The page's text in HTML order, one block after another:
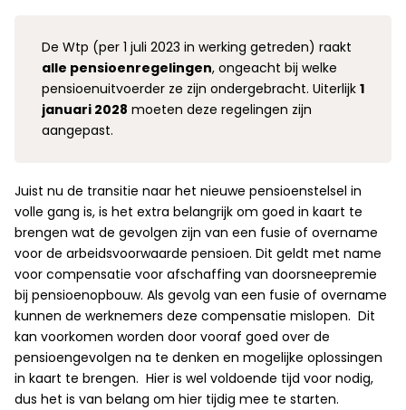
De Wtp (per 1 juli 2023 in werking getreden) raakt
alle pensioenregelingen, ongeacht bij welke
pensioenuitvoerder ze zijn ondergebracht. Uiterlijk 1
januari 2028 moeten deze regelingen zijn
aangepast.
Juist nu de transitie naar het nieuwe pensioenstelsel in
volle gang is, is het extra belangrijk om goed in kaart te
brengen wat de gevolgen zijn van een fusie of overname
voor de arbeidsvoorwaarde pensioen. Dit geldt met name
voor compensatie voor afschaffing van doorsneepremie
bij pensioenopbouw. Als gevolg van een fusie of overname
kunnen de werknemers deze compensatie mislopen. Dit
kan voorkomen worden door vooraf goed over de
pensioengevolgen na te denken en mogelijke oplossingen
in kaart te brengen. Hier is wel voldoende tijd voor nodig,
dus het is van belang om hier tijdig mee te starten.